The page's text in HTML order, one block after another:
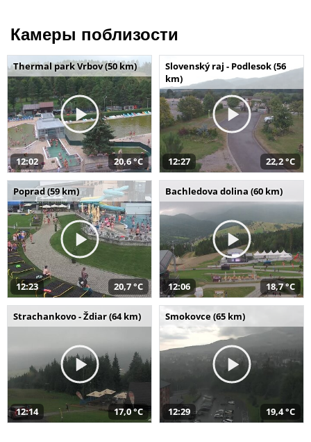
Камеры поблизости
Thermal park Vrbov (50 km)
12:02 20,6 °C
Slovenský raj - Podlesok (56
km)
12:27 22,2 °C
Poprad (59 km)
12:23 20,7 °C
Bachledova dolina (60 km)
12:06 18,7 °C
Strachankovo - Ždiar (64 km)
12:14 17,0 °C
Smokovce (65 km)
12:29 19,4 °C